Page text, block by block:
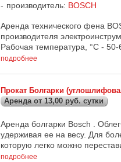
производитель: BOSCH
Аренда технического фена
производителя
Рабочая температура, °C -
подробнее
Прокат Болгарки
Аренда от 13,00 руб. сутки
Аренда болгарки Bosch .
удерживая ее на весу. Для
которую легко можно
подробнее